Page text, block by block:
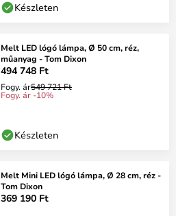
Készleten
Melt LED lógó lámpa, Ø 50 cm, réz,
műanyag - Tom Dixon
494 748 Ft
Fogy. ár549 721 Ft
Fogy. ár -10%
Készleten
Melt Mini LED lógó lámpa, Ø 28 cm, réz -
Tom Dixon
369 190 Ft